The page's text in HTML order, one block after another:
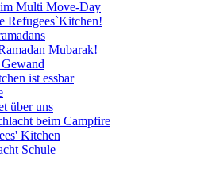
Multi Move-Day
Refugees`Kitchen!
Mubarak!
ist essbar
über uns
beim Campfire
Kitchen
Schule